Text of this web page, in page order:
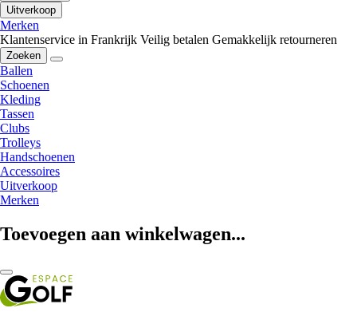
Uitverkoop
Merken
Klantenservice in Frankrijk Veilig betalen Gemakkelijk retourneren
Zoeken
Ballen
Schoenen
Kleding
Tassen
Clubs
Trolleys
Handschoenen
Accessoires
Uitverkoop
Merken
Toevoegen aan winkelwagen...